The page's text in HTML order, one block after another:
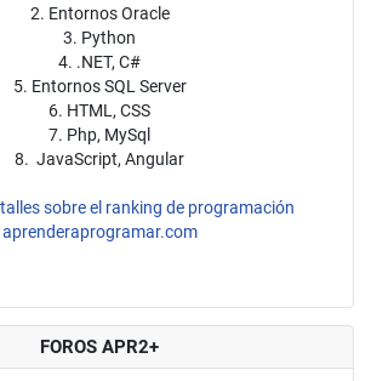
2. Entornos Oracle
3. Python
4. .NET, C#
5. Entornos SQL Server
6. HTML, CSS
7. Php, MySql
8. JavaScript, Angular
sobre el ranking de programación
aprenderaprogramar.com
FOROS APR2+